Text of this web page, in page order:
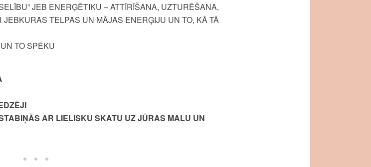
JEB ENERĢĒTIKU – ATTĪRĪŠANA, UZTURĒŠANA,
TELPAS UN MĀJAS ENERĢIJU UN TO, KĀ TĀ
TO SPĒKU
AR LIELISKU SKATU UZ JŪRAS MALU UN